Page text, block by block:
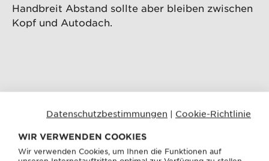
Handbreit Abstand sollte aber bleiben zwischen
Kopf und Autodach.
Datenschutzbestimmungen | Cookie-Richtlinie
WIR VERWENDEN COOKIES
Wir verwenden Cookies, um Ihnen die Funktionen auf